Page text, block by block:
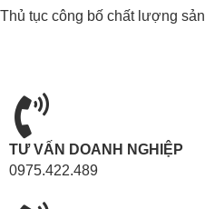
Thủ tục công bố chất lượng
TƯ VẤN DOANH NGHIỆP
0975.422.489